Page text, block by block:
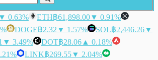
▼ 0.63% ETH฿61,898.00▼ 0.91%
DOGE฿2.32 ▼ 1.57% SOL฿2,446.26▼
▼ 3.49% DOT฿28.06 ▲ 0.18%
LINK฿269.55▼ 2.04%